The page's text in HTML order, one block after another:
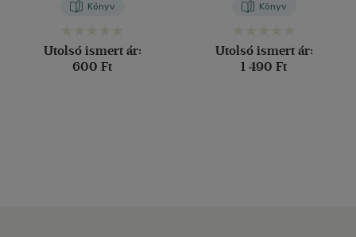
Könyv
Utolsó ismert ár:
600 Ft
Könyv
Utolsó ismert ár:
1 490 Ft